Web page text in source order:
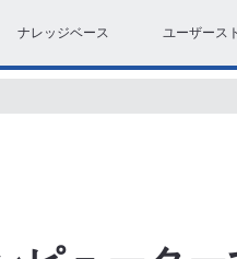
ナレッジベース ユーザース